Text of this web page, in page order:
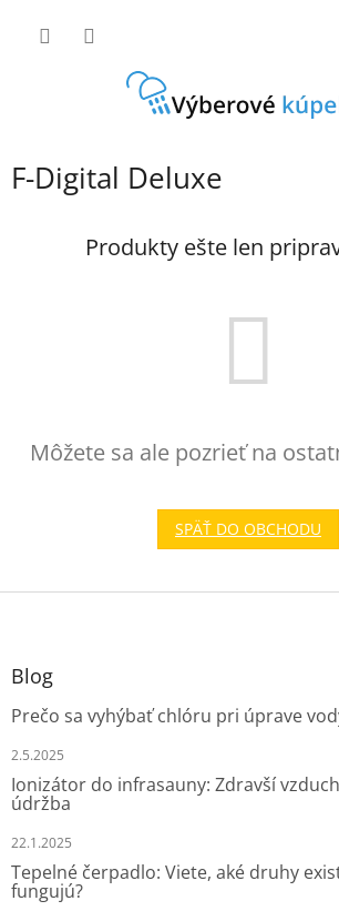
F-Digital Deluxe
Produkty ešte len
Môžete sa ale pozrieť na
SPÄŤ DO OBCHODU
Z
Blog
Prečo sa vyhýbať chlóru pri úprave
2.5.2025
Ionizátor do infrasauny: Zdravší
údržba
22.1.2025
Tepelné čerpadlo: Viete, aké druhy
fungujú?